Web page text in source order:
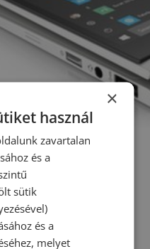
×
használ
zavartalan
és a
sütik
és a
melyet